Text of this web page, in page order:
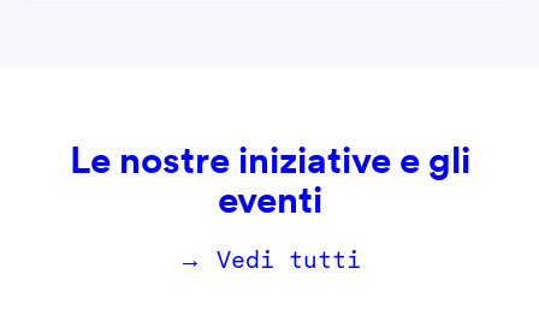
Le nostre iniziative e gli
eventi
→ Vedi tutti